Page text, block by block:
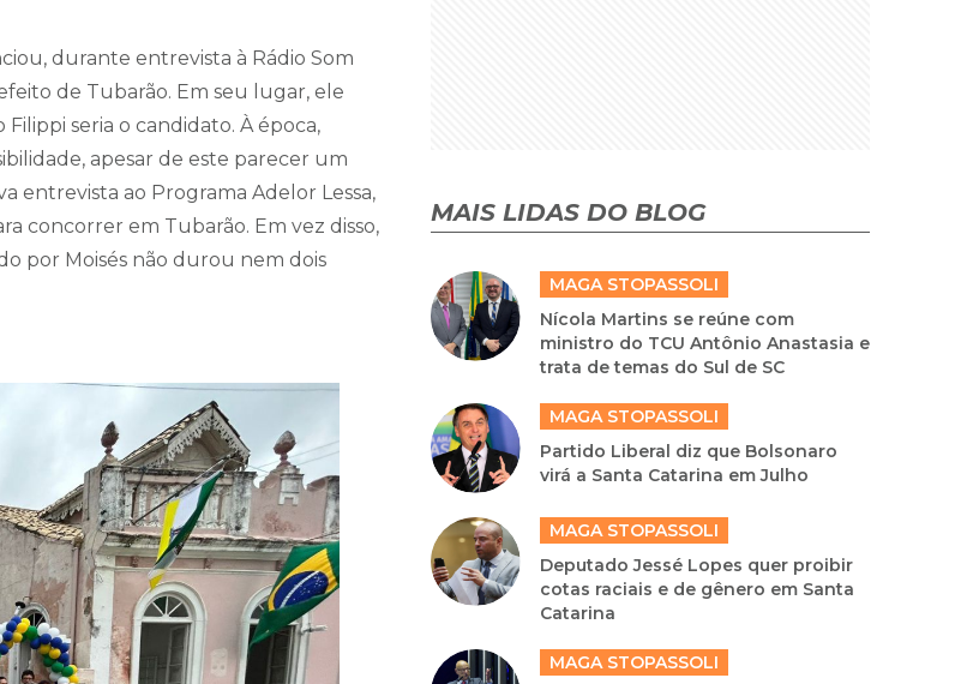
durante entrevista à Rádio Som
de Tubarão. Em seu lugar, ele
seria o candidato. À época,
apesar de este parecer um
entrevista ao Programa Adelor Lessa,
concorrer em Tubarão. Em vez disso,
por Moisés não durou nem dois
MAIS LIDAS DO BLOG
MAGA STOPASSOLI
Nícola Martins se reúne com
ministro do TCU Antônio Anastasia e
trata de temas do Sul de SC
MAGA STOPASSOLI
Partido Liberal diz que Bolsonaro
virá a Santa Catarina em Julho
MAGA STOPASSOLI
Deputado Jessé Lopes quer proibir
cotas raciais e de gênero em Santa
Catarina
MAGA STOPASSOLI